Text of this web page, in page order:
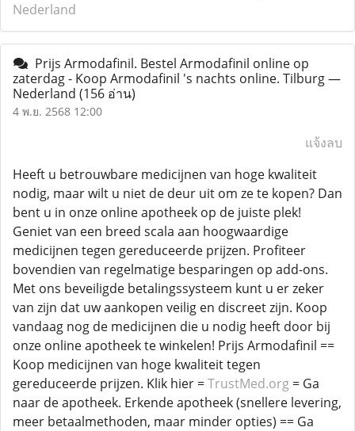
Nederland
Prijs Armodafinil. Bestel Armodafinil online op
zaterdag - Koop Armodafinil 's nachts online. Tilburg —
Nederland (156 อ่าน)
4 พ.ย. 2568 12:00
แจ้งลบ
Heeft u betrouwbare medicijnen van hoge kwaliteit
nodig, maar wilt u niet de deur uit om ze te kopen? Dan
bent u in onze online apotheek op de juiste plek!
Geniet van een breed scala aan hoogwaardige
medicijnen tegen gereduceerde prijzen. Profiteer
bovendien van regelmatige besparingen op add-ons.
Met ons beveiligde betalingssysteem kunt u er zeker
van zijn dat uw aankopen veilig en discreet zijn. Koop
vandaag nog de medicijnen die u nodig heeft door bij
onze online apotheek te winkelen! Prijs Armodafinil ==
Koop medicijnen van hoge kwaliteit tegen
gereduceerde prijzen. Klik hier =TrustMed.org = Ga
naar de apotheek. Erkende apotheek (snellere levering,
meer betaalmethoden, maar minder opties) == Ga